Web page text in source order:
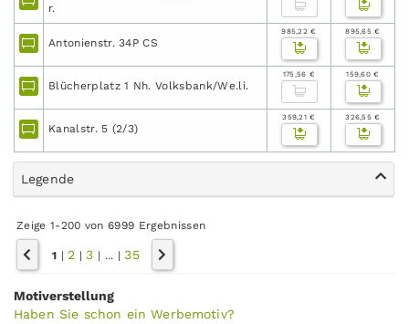
r.
Antonienstr. 34P CS
985,22 € 895,65 €
Blücherplatz 1 Nh. Volksbank/We.li.
175,56 € 159,60 €
Kanalstr. 5 (2/3)
359,21 € 326,55 €
Legende
Zeige 1-200 von 6999 Ergebnissen
1 | 2 |3 | ... |35
Motiverstellung
Haben Sie schon ein Werbemotiv?